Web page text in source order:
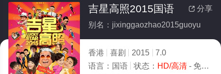
 分享
吉星高照2015国语
别名：jixinggaozhao2015guoyu
香港 喜剧 2015
7.0
语言： 国语 状态： HD/高清- 免费在线观看